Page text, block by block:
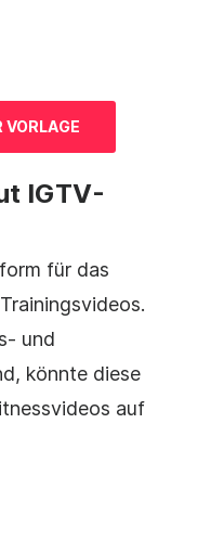
VORLAGE
IGTV-
für das
und
könnte diese
auf